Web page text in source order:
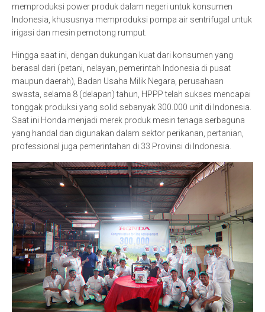
memproduksi power produk dalam negeri untuk konsumen
Indonesia, khususnya memproduksi pompa air sentrifugal untuk
irigasi dan mesin pemotong rumput.
Hingga saat ini, dengan dukungan kuat dari konsumen yang
berasal dari (petani, nelayan, pemerintah Indonesia di pusat
maupun daerah), Badan Usaha Milik Negara, perusahaan
swasta, selama 8 (delapan) tahun, HPPP telah sukses mencapai
tonggak produksi yang solid sebanyak 300.000 unit di Indonesia.
Saat ini Honda menjadi merek produk mesin tenaga serbaguna
yang handal dan digunakan dalam sektor perikanan, pertanian,
professional juga pemerintahan di 33 Provinsi di Indonesia.